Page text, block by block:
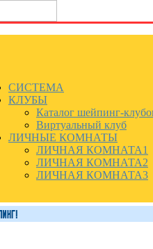
СИСТЕМА
КЛУБЫ
Каталог шейпинг-
Виртуальный клуб
ЛИЧНЫЕ КОМНАТЫ
ЛИЧНАЯ КОМНАТА1
ЛИЧНАЯ КОМНАТА2
ЛИЧНАЯ КОМНАТА3